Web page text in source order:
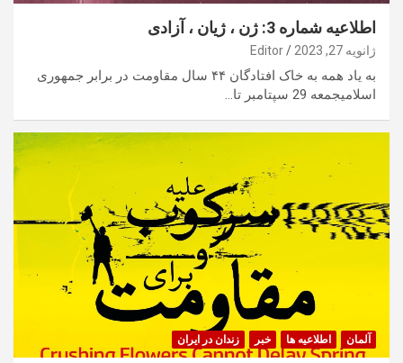
اطلاعیه شماره 3: ژن ، ژیان ، آزادی
ژانویه 27, 2023 Editor
به یاد همه به خاک افتادگان ۴۴ سال مقاومت در برابر جمهوری
اسلامیجمعه 29 سپتامبر تا…
آلمان اطلاعیه ها خبر زندان در ایران